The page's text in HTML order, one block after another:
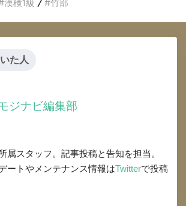
漢検1級 竹部
た人
ジナビ編集部
属スタッフ。記事投稿と告知を担当。
ートやメンテナンス情報はTwitterで投稿